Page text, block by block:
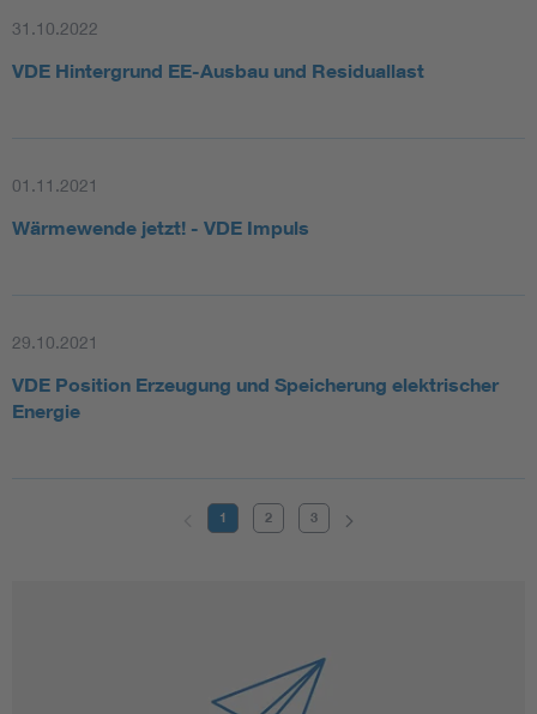
31.10.2022
VDE Hintergrund EE-Ausbau und Residuallast
01.11.2021
Wärmewende jetzt! - VDE Impuls
29.10.2021
VDE Position Erzeugung und Speicherung elektrischer
Energie
1 2 3